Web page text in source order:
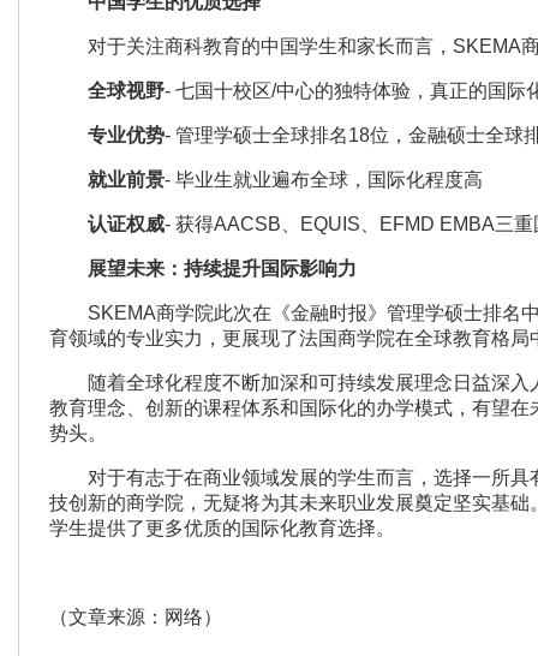
对于关注商科教育的中国学生和家长而言，SKEMA
全球视野- 七国十校区/中心的独特体验，真正的国际
专业优势- 管理学硕士全球排名18位，金融硕士全球
就业前景- 毕业生就业遍布全球，国际化程度高
认证权威- 获得AACSB、EQUIS、EFMD EMBA三
展望未来：持续提升国际影响力
SKEMA商学院此次在《金融时报》管理学硕士排名
育领域的专业实力，更展现了法国商学院在全球教育格局
随着全球化程度不断加深和可持续发展理念日益深入
教育理念、创新的课程体系和国际化的办学模式，有望
势头。
对于有志于在商业领域发展的学生而言，选择一所具
技创新的商学院，无疑将为其未来职业发展奠定坚实基
学生提供了更多优质的国际化教育选择。
（文章来源：网络）